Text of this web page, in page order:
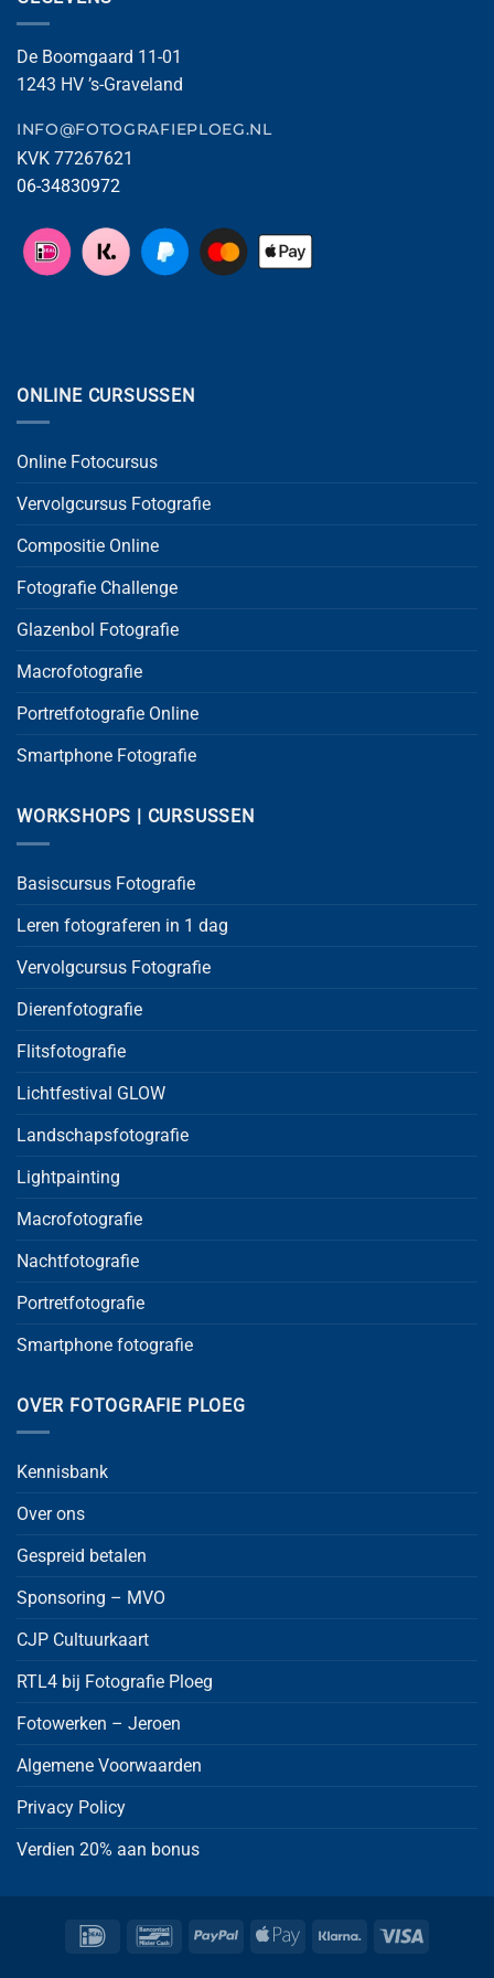
De Boomgaard 11-01
1243 HV ’s-Graveland
INFO@FOTOGRAFIEPLOEG.NL
KVK 77267621
06-34830972
ONLINE CURSUSSEN
Online Fotocursus
Vervolgcursus Fotografie
Compositie Online
Fotografie Challenge
Glazenbol Fotografie
Macrofotografie
Portretfotografie Online
Smartphone Fotografie
WORKSHOPS | CURSUSSEN
Basiscursus Fotografie
Leren fotograferen in 1 dag
Vervolgcursus Fotografie
Dierenfotografie
Flitsfotografie
Lichtfestival GLOW
Landschapsfotografie
Lightpainting
Macrofotografie
Nachtfotografie
Portretfotografie
Smartphone fotografie
OVER FOTOGRAFIE PLOEG
Kennisbank
Over ons
Gespreid betalen
Sponsoring – MVO
CJP Cultuurkaart
RTL4 bij Fotografie Ploeg
Fotowerken – Jeroen
Algemene Voorwaarden
Privacy Policy
Verdien 20% aan bonus
IDeal BancontactPayPal
Apple
Klarna Visa